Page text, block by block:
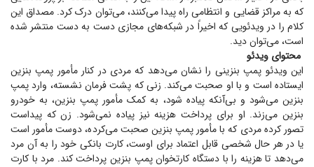
که به مراکز قضایی و انتظامی راه پیدا می‌کنند، می‌توان درک کرد. مصداق این
کلام را در ویدئویی که اخیراً در شبکه‌های مجازی دست به دست منتشر شده
است، می‌توان دید.
محتوای ویدئو
این ویدئو پمپ بنزینی را نشان می‌دهد که مردی در کنار مأمور پمپ بنزین
ایستاده است و با او صحبت می‌کند. زنی که پشت فرمان نشسته، وارد پمپ
بنزین می‌شود و بی‌آنکه پیاده شود، به کمک مأمور پمپ بنزین، به خودرو
بنزین می‌زند. او برای پرداخت هزینه نیز پیاده نمی‌شود. زن که پیداست
تصور کرده مردی که با مأمور پمپ بنزین صحبت می‌کرده، دوست مأمور است
یا در هر حال شخصی قابل اعتماد برای اوست، کارت بانکی خود را به آن مرد
می‌دهد تا هزینه را با دستگاه کارتخوان پمپ بنزین پرداخت کند. مرد با کارت